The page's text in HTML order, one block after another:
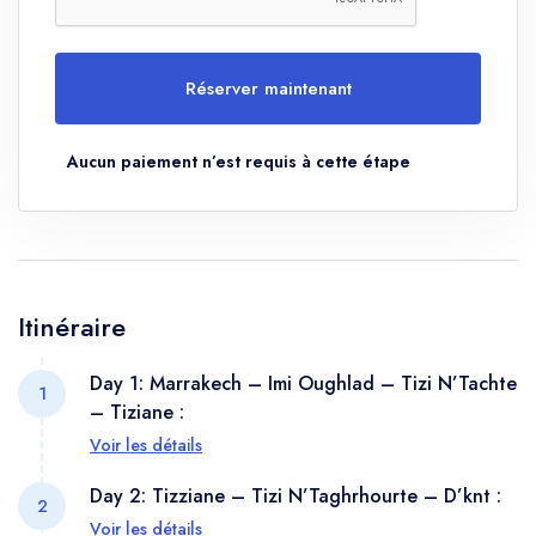
Réserver maintenant
Aucun paiement n’est requis à cette étape
Itinéraire
1
Day 1: Marrakech – Imi Oughlad – Tizi N’Tachte
– Tiziane :
À environ 8h30, vous serez pris en charge à votre
hébergement dans la ville de Marrakech pour un
Voir les détails
2 Day 2: Tizziane – Tizi N’Taghrhourte – D’knt :
Voir les détails